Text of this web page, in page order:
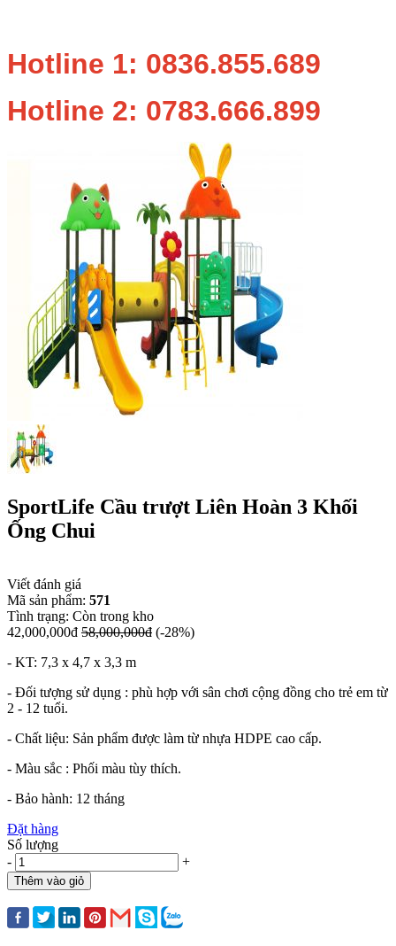
Hotline 1: 0836.855.689
Hotline 2: 0783.666.899
SportLife Cầu trượt Liên Hoàn 3 Khối
Ống Chui
Viết đánh giá
Mã sản phẩm: 571
Tình trạng: Còn trong kho
42,000,000đ 58,000,000đ (-28%)
- KT: 7,3 x 4,7 x 3,3 m
- Đối tượng sử dụng : phù hợp với sân chơi cộng đồng cho trẻ em từ
2 - 12 tuổi.
- Chất liệu: Sản phẩm được làm từ nhựa HDPE cao cấp.
- Màu sắc : Phối màu tùy thích.
- Bảo hành: 12 tháng
Đặt hàng
Số lượng
-
+
Thêm vào giỏ